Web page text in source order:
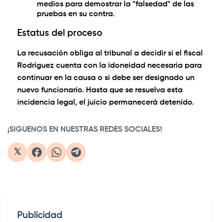
medios para demostrar la "falsedad" de las
pruebas en su contra.
Estatus del proceso
La recusación obliga al tribunal a decidir si el fiscal
Rodríguez cuenta con la idoneidad necesaria para
continuar en la causa o si debe ser designado un
nuevo funcionario. Hasta que se resuelva esta
incidencia legal, el juicio permanecerá detenido.
¡SIGUENOS EN NUESTRAS REDES SOCIALES!
𝕏
Publicidad